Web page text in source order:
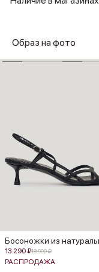
Образ на фото
13 290 ₽18 990 ₽
РАСПРОДАЖА